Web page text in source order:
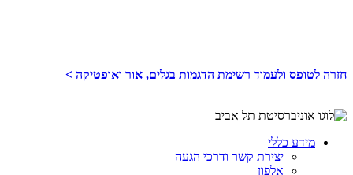
חזרה לטופס ולעמוד רשימת הדגמות בגלים, אור ואופטיקה >
מידע כללי
יצירת קשר ודרכי הגעה
אלפון